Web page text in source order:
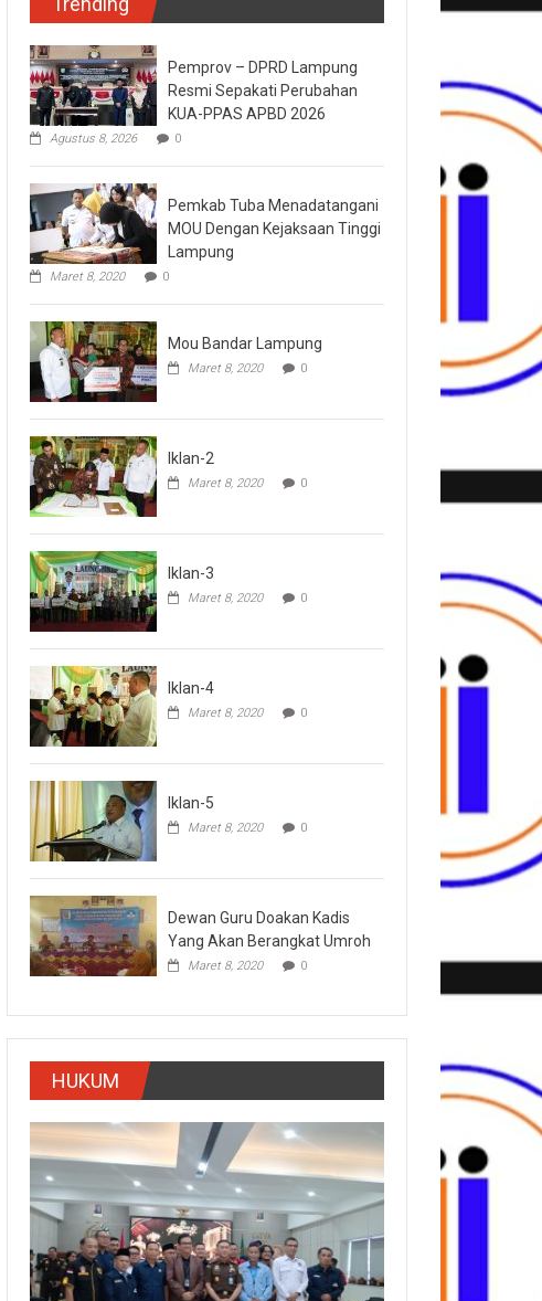
Pemprov – DPRD Lampung
Resmi Sepakati Perubahan
KUA-PPAS APBD 2026
Agustus 8, 2026 0
Pemkab Tuba Menadatangani
MOU Dengan Kejaksaan Tinggi
Lampung
Maret 8, 2020 0
Mou Bandar Lampung
Maret 8, 2020 0
Iklan-2
Maret 8, 2020 0
Iklan-3
Maret 8, 2020 0
Iklan-4
Maret 8, 2020 0
Iklan-5
Maret 8, 2020 0
Dewan Guru Doakan Kadis
Yang Akan Berangkat Umroh
Maret 8, 2020 0
HUKUM